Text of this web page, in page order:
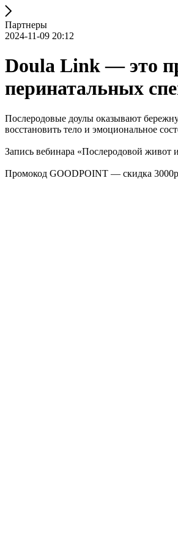
Партнеры
2024-11-09 20:12
Doula Link — это
перинатальных
Послеродовые доулы оказывают
восстановить тело и эмоциональное
Запись вебинара «Послеродовой живот
Промокод GOODPOINT — скидка 3000р